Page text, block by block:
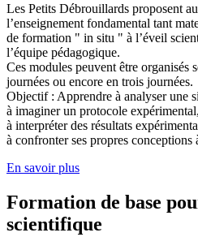
Les Petits Débrouillards proposent
l’enseignement fondamental tant
de formation " in situ " à l’éveil
l’équipe pédagogique.
Ces modules peuvent être organisés
journées ou encore en trois journées.
Objectif : Apprendre à analyser une
à imaginer un protocole expérimental,
à interpréter des résultats
à confronter ses propres conceptions
En savoir plus
Formation de base
scientifique